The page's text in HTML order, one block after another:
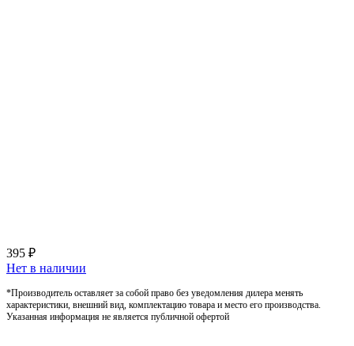
395 ₽
Нет в наличии
*Производитель оставляет за собой право без уведомления дилера менять
характеристики, внешний вид, комплектацию товара и место его производства.
Указанная информация не является публичной офертой